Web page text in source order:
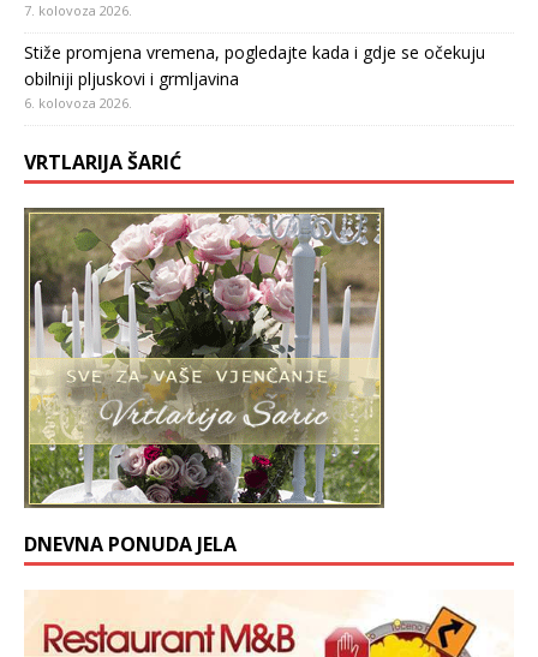
7. kolovoza 2026.
Stiže promjena vremena, pogledajte kada i gdje se očekuju
obilniji pljuskovi i grmljavina
6. kolovoza 2026.
VRTLARIJA ŠARIĆ
DNEVNA PONUDA JELA